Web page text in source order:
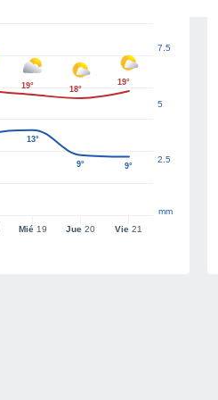
Mié19 Jue 20 Vie 21
2.5
5
7.5
mm
19° 18°
19°
13°
9° 9°